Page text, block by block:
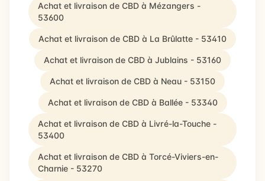
Achat et livraison de CBD à Mézangers -
53600
Achat et livraison de CBD à La Brûlatte - 53410
Achat et livraison de CBD à Jublains - 53160
Achat et livraison de CBD à Neau - 53150
Achat et livraison de CBD à Ballée - 53340
Achat et livraison de CBD à Livré-la-Touche -
53400
Achat et livraison de CBD à Torcé-Viviers-en-
Charnie - 53270